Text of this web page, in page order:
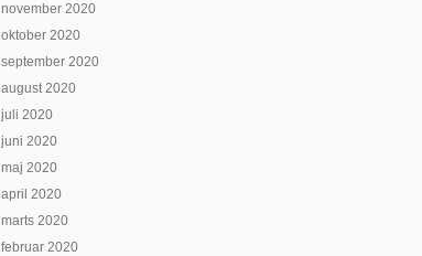
november 2020
oktober 2020
september 2020
august 2020
juli 2020
juni 2020
maj 2020
april 2020
marts 2020
februar 2020